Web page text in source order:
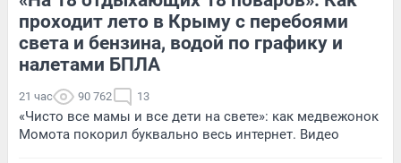
проходит лето в Крыму с перебоями
света и бензина, водой по графику и
налетами БПЛА
21 час 90 762 13
«Чисто все мамы и все дети на свете»: как медвежонок
Момота покорил буквально весь интернет. Видео